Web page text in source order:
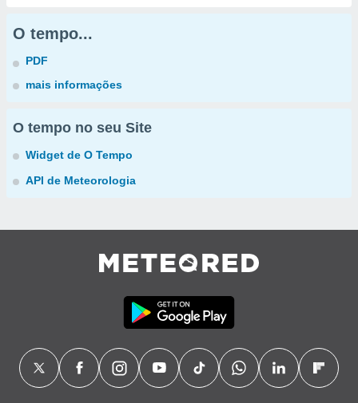
O tempo...
PDF
mais informações
O tempo no seu Site
Widget de O Tempo
API de Meteorologia